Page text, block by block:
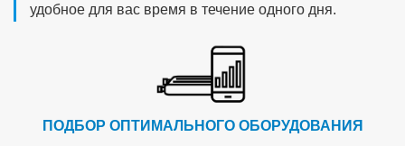
удобное для вас время в течение одного дня.
ПОДБОР ОПТИМАЛЬНОГО ОБОРУДОВАНИЯ